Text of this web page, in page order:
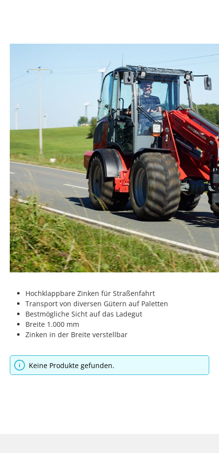
Hochklappbare Zinken für Straßenfahrt
Transport von diversen Gütern auf Paletten
Bestmögliche Sicht auf das Ladegut
Breite 1.000 mm
Zinken in der Breite verstellbar
Keine Produkte gefunden.